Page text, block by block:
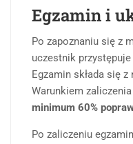
Egzamin i
Po zapoznaniu się z
uczestnik przystępuje
Egzamin składa się
Warunkiem
minimum 60%
Po zaliczeniu